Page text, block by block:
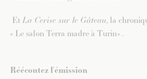
Et La Cerise sur le Gâteau, la
« Le salon Terra madre à Turin» .
Réécoutez l’émission